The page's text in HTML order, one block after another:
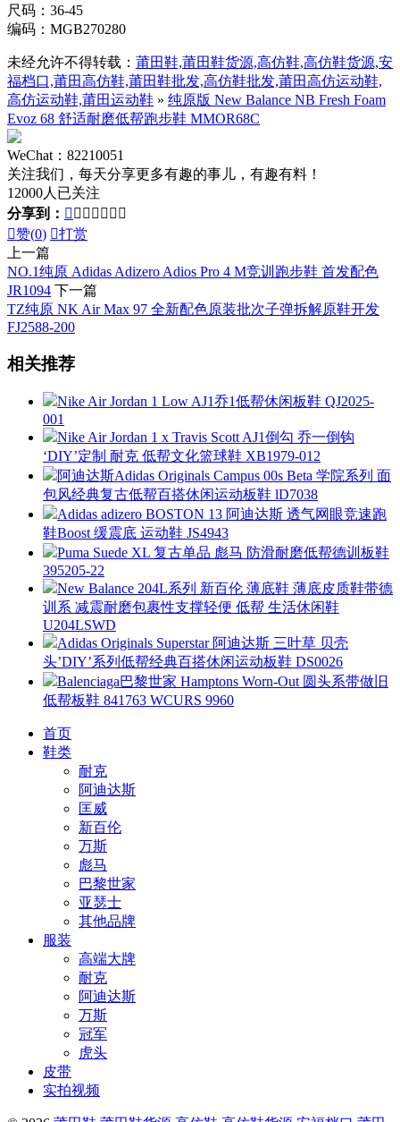
尺码：36-45
编码：MGB270280
未经允许不得转载： 莆田鞋,莆田鞋货源,高仿鞋,高仿鞋货源,安
福档口,莆田高仿鞋,莆田鞋批发,高仿鞋批发,莆田高仿运动鞋,
高仿运动鞋,莆田运动鞋 » 纯原版 New Balance NB Fresh Foam
Evoz 68 舒适耐磨低帮跑步鞋 MMOR68C
WeChat：82210051
关注我们，每天分享更多有趣的事儿，有趣有料！
12000人已关注
分享到：       
赞(0) 打赏
上一篇
NO.1纯原 Adidas Adizero Adios Pro 4 M竞训跑步鞋 首发配色
JR1094 下一篇
TZ纯原 NK Air Max 97 全新配色原装批次子弹拆解原鞋开发
FJ2588-200
相关推荐
Nike Air Jordan 1 Low AJ1乔1低帮休闲板鞋 QJ2025-
001
Nike Air Jordan 1 x Travis Scott AJ1倒勾 乔一倒钩
‘DIY’定制 耐克 低帮文化篮球鞋 XB1979-012
阿迪达斯Adidas Originals Campus 00s Beta 学院系列 面
包风经典复古低帮百搭休闲运动板鞋 lD7038
Adidas adizero BOSTON 13 阿迪达斯 透气网眼竞速跑
鞋Boost 缓震底 运动鞋 JS4943
Puma Suede XL 复古单品 彪马 防滑耐磨低帮德训板鞋
395205-22
New Balance 204L系列 新百伦 薄底鞋 薄底皮质鞋带德
训系 减震耐磨包裹性支撑轻便 低帮 生活休闲鞋
U204LSWD
Adidas Originals Superstar 阿迪达斯 三叶草 贝壳
头’DIY’系列低帮经典百搭休闲运动板鞋 DS0026
Balenciaga巴黎世家 Hamptons Worn-Out 圆头系带做旧
低帮板鞋 841763 WCURS 9960
首页
鞋类
耐克
阿迪达斯
匡威
新百伦
万斯
彪马
巴黎世家
亚瑟士
其他品牌
服装
高端大牌
耐克
阿迪达斯
万斯
冠军
虎头
皮带
实拍视频